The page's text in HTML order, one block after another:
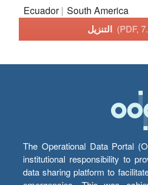
Ecuador South America
التنزيل (PDF,
The Operational Data Portal
institutional responsibility to
data sharing platform to